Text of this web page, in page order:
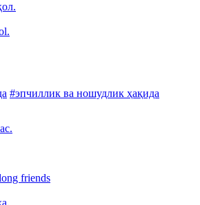
#эпчиллик ва ношудлик ҳақида
friends